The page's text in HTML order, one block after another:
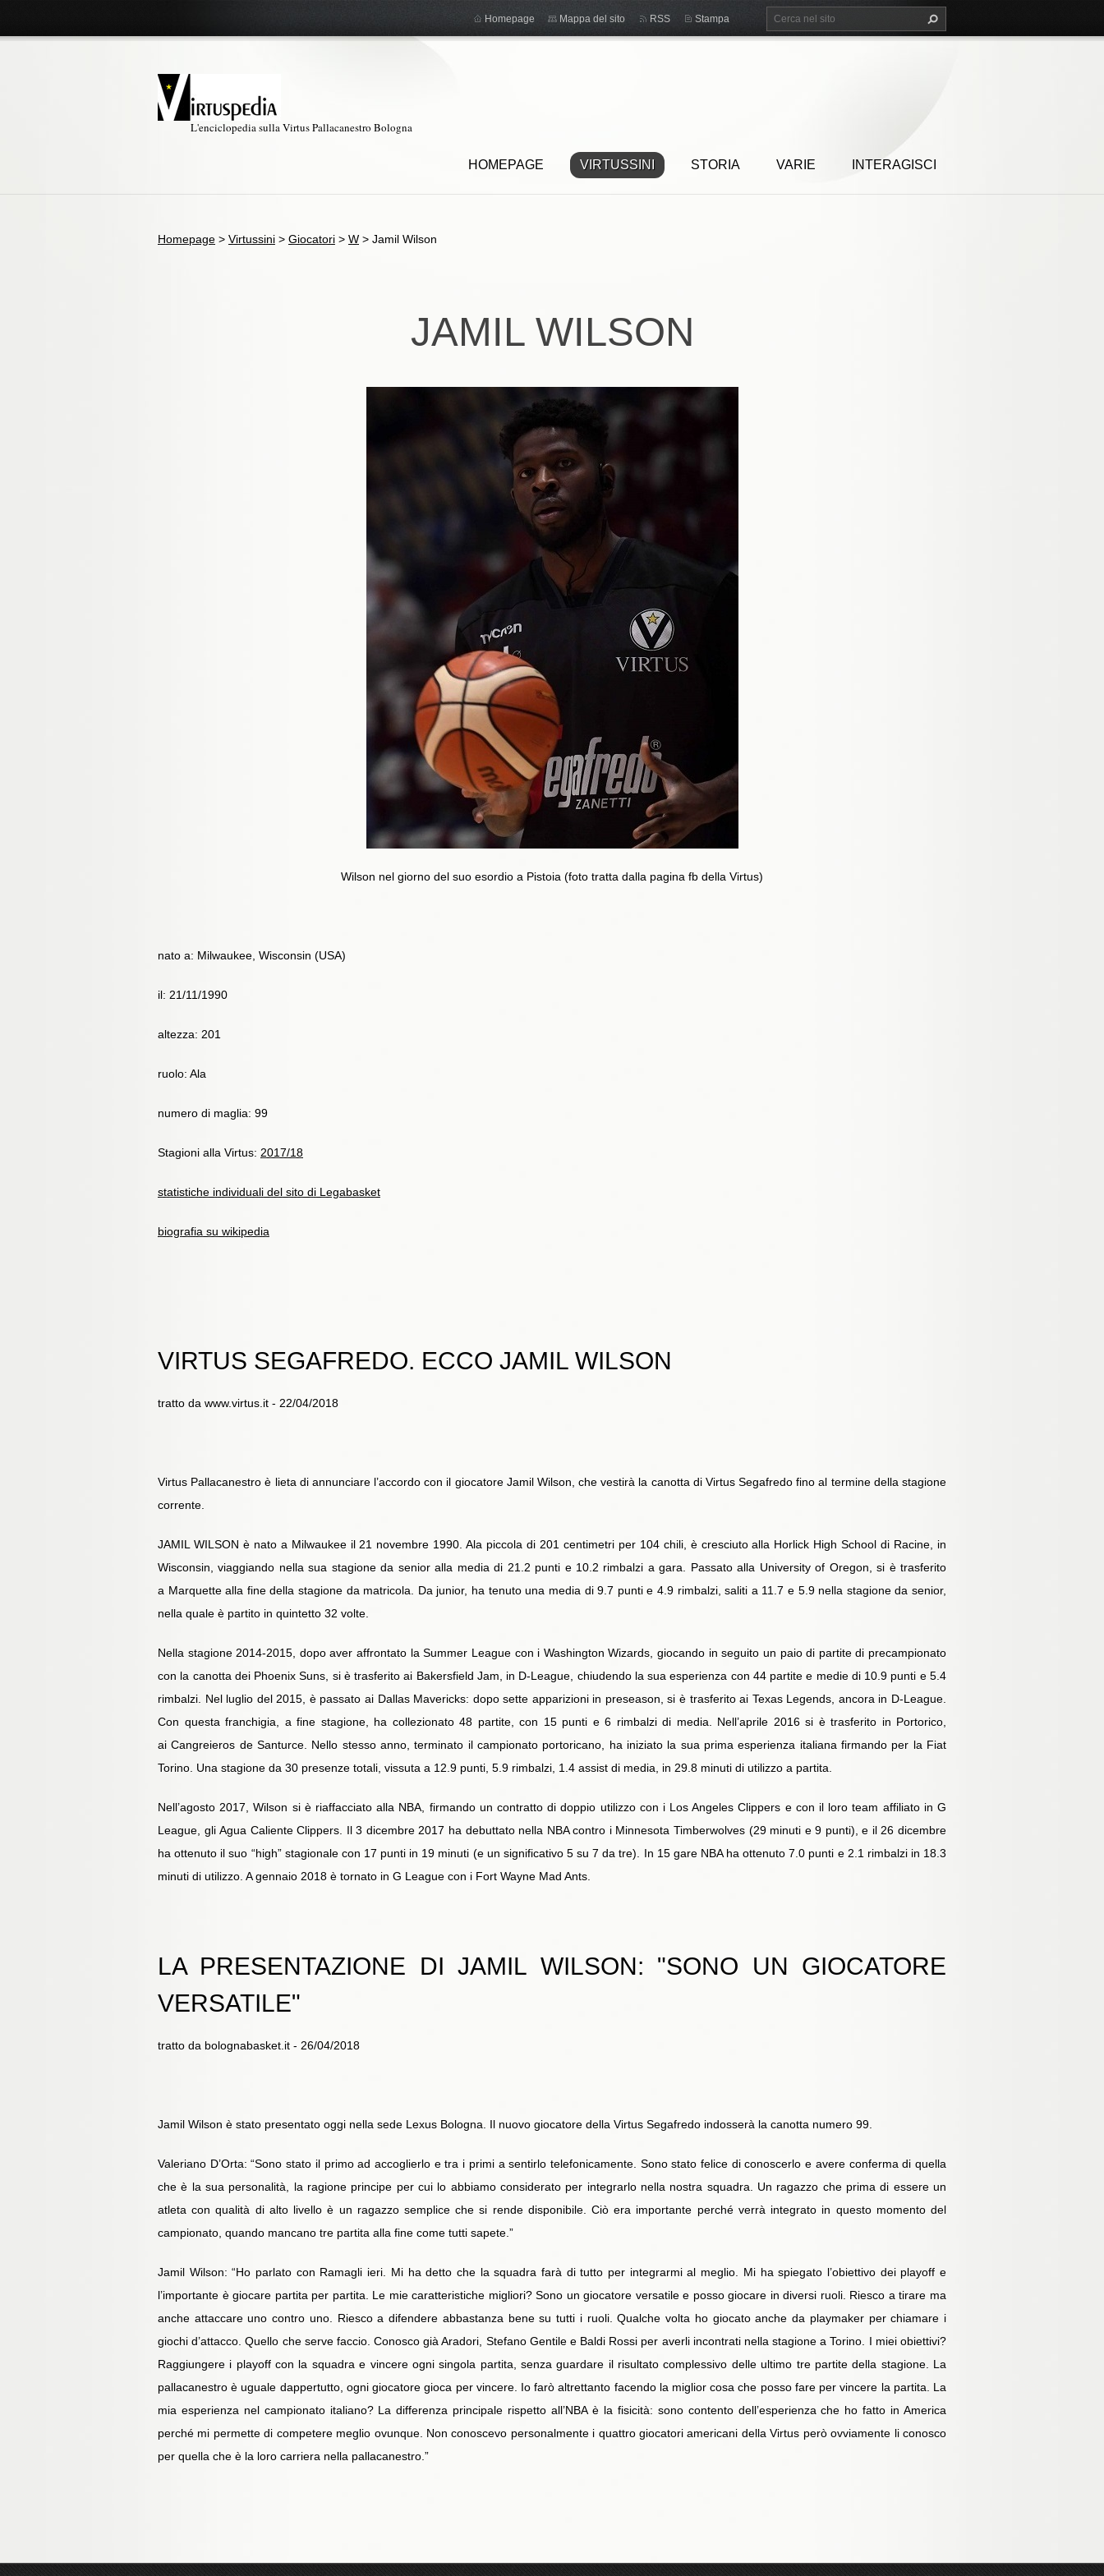
L'enciclopedia sulla Virtus Pallacanestro Bologna
HOMEPAGE VIRTUSSINI STORIA VARIE INTERAGISCI
Homepage Mappa del sito RSS Stampa
Homepage > Virtussini > Giocatori > W > Jamil Wilson
JAMIL WILSON
Wilson nel giorno del suo esordio a Pistoia (foto tratta dalla pagina fb della Virtus)
nato a: Milwaukee, Wisconsin (USA)
il: 21/11/1990
altezza: 201
ruolo: Ala
numero di maglia: 99
Stagioni alla Virtus: 2017/18
statistiche individuali del sito di Legabasket
biografia su wikipedia
VIRTUS SEGAFREDO. ECCO JAMIL WILSON
tratto da www.virtus.it - 22/04/2018
Virtus Pallacanestro è lieta di annunciare l’accordo con il giocatore Jamil Wilson, che vestirà la canotta di Virtus Segafredo fino al termine della stagione
corrente.
JAMIL WILSON è nato a Milwaukee il 21 novembre 1990. Ala piccola di 201 centimetri per 104 chili, è cresciuto alla Horlick High School di Racine, in
Wisconsin, viaggiando nella sua stagione da senior alla media di 21.2 punti e 10.2 rimbalzi a gara. Passato alla University of Oregon, si è trasferito
a Marquette alla fine della stagione da matricola. Da junior, ha tenuto una media di 9.7 punti e 4.9 rimbalzi, saliti a 11.7 e 5.9 nella stagione da senior,
nella quale è partito in quintetto 32 volte.
Nella stagione 2014-2015, dopo aver affrontato la Summer League con i Washington Wizards, giocando in seguito un paio di partite di precampionato
con la canotta dei Phoenix Suns, si è trasferito ai Bakersfield Jam, in D-League, chiudendo la sua esperienza con 44 partite e medie di 10.9 punti e 5.4
rimbalzi. Nel luglio del 2015, è passato ai Dallas Mavericks: dopo sette apparizioni in preseason, si è trasferito ai Texas Legends, ancora in D-League.
Con questa franchigia, a fine stagione, ha collezionato 48 partite, con 15 punti e 6 rimbalzi di media. Nell’aprile 2016 si è trasferito in Portorico,
ai Cangreieros de Santurce. Nello stesso anno, terminato il campionato portoricano, ha iniziato la sua prima esperienza italiana firmando per la Fiat
Torino. Una stagione da 30 presenze totali, vissuta a 12.9 punti, 5.9 rimbalzi, 1.4 assist di media, in 29.8 minuti di utilizzo a partita.
Nell’agosto 2017, Wilson si è riaffacciato alla NBA, firmando un contratto di doppio utilizzo con i Los Angeles Clippers e con il loro team affiliato in G
League, gli Agua Caliente Clippers. Il 3 dicembre 2017 ha debuttato nella NBA contro i Minnesota Timberwolves (29 minuti e 9 punti), e il 26 dicembre
ha ottenuto il suo “high” stagionale con 17 punti in 19 minuti (e un significativo 5 su 7 da tre). In 15 gare NBA ha ottenuto 7.0 punti e 2.1 rimbalzi in 18.3
minuti di utilizzo. A gennaio 2018 è tornato in G League con i Fort Wayne Mad Ants.
LA PRESENTAZIONE DI JAMIL WILSON: "SONO UN GIOCATORE
VERSATILE"
tratto da bolognabasket.it - 26/04/2018
Jamil Wilson è stato presentato oggi nella sede Lexus Bologna. Il nuovo giocatore della Virtus Segafredo indosserà la canotta numero 99.
Valeriano D’Orta: “Sono stato il primo ad accoglierlo e tra i primi a sentirlo telefonicamente. Sono stato felice di conoscerlo e avere conferma di quella
che è la sua personalità, la ragione principe per cui lo abbiamo considerato per integrarlo nella nostra squadra. Un ragazzo che prima di essere un
atleta con qualità di alto livello è un ragazzo semplice che si rende disponibile. Ciò era importante perché verrà integrato in questo momento del
campionato, quando mancano tre partita alla fine come tutti sapete.”
Jamil Wilson: “Ho parlato con Ramagli ieri. Mi ha detto che la squadra farà di tutto per integrarmi al meglio. Mi ha spiegato l’obiettivo dei playoff e
l’importante è giocare partita per partita. Le mie caratteristiche migliori? Sono un giocatore versatile e posso giocare in diversi ruoli. Riesco a tirare ma
anche attaccare uno contro uno. Riesco a difendere abbastanza bene su tutti i ruoli. Qualche volta ho giocato anche da playmaker per chiamare i
giochi d’attacco. Quello che serve faccio. Conosco già Aradori, Stefano Gentile e Baldi Rossi per averli incontrati nella stagione a Torino. I miei obiettivi?
Raggiungere i playoff con la squadra e vincere ogni singola partita, senza guardare il risultato complessivo delle ultimo tre partite della stagione. La
pallacanestro è uguale dappertutto, ogni giocatore gioca per vincere. Io farò altrettanto facendo la miglior cosa che posso fare per vincere la partita. La
mia esperienza nel campionato italiano? La differenza principale rispetto all’NBA è la fisicità: sono contento dell’esperienza che ho fatto in America
perché mi permette di competere meglio ovunque. Non conoscevo personalmente i quattro giocatori americani della Virtus però ovviamente li conosco
per quella che è la loro carriera nella pallacanestro.”